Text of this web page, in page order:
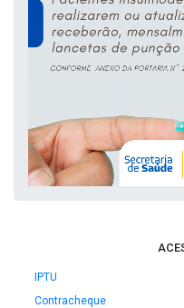
IPTU
Contracheque